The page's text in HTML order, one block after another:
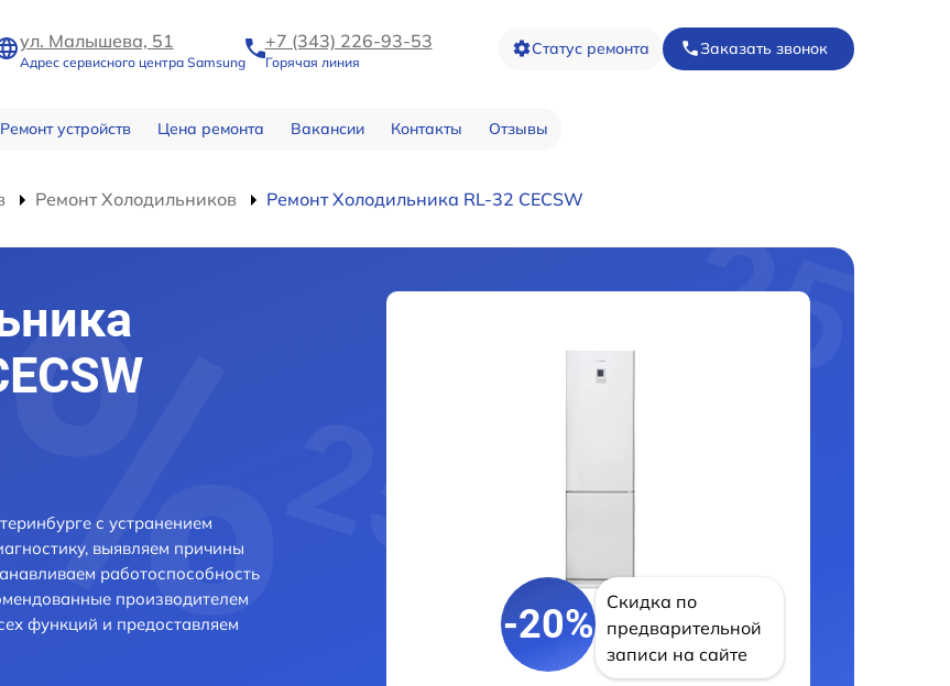
ул. Малышева, 51
Адрес сервисного центра Samsung
+7 (343) 226-93-53
Горячая линия
Статус ремонта Заказать звонок
Ремонт устройств Цена ремонта Вакансии Контакты Отзывы
Ремонт Холодильников Ремонт Холодильника RL-32 CECSW
с устранением
выявляем причины
работоспособность
производителем
функций и предоставляем
-20%
Скидка по
предварительной
записи на сайте